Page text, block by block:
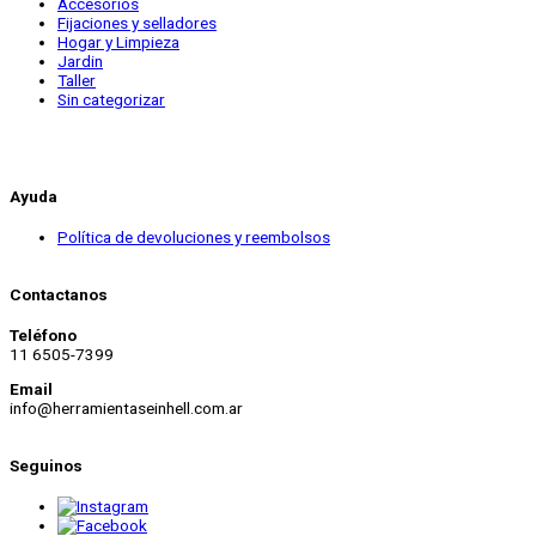
Fijaciones y selladores
Hogar y Limpieza
Jardin
Taller
Sin categorizar
Ayuda
Política de devoluciones y reembolsos
Contactanos
Teléfono
11 6505-7399
Email
info@herramientaseinhell.com.ar
Seguinos